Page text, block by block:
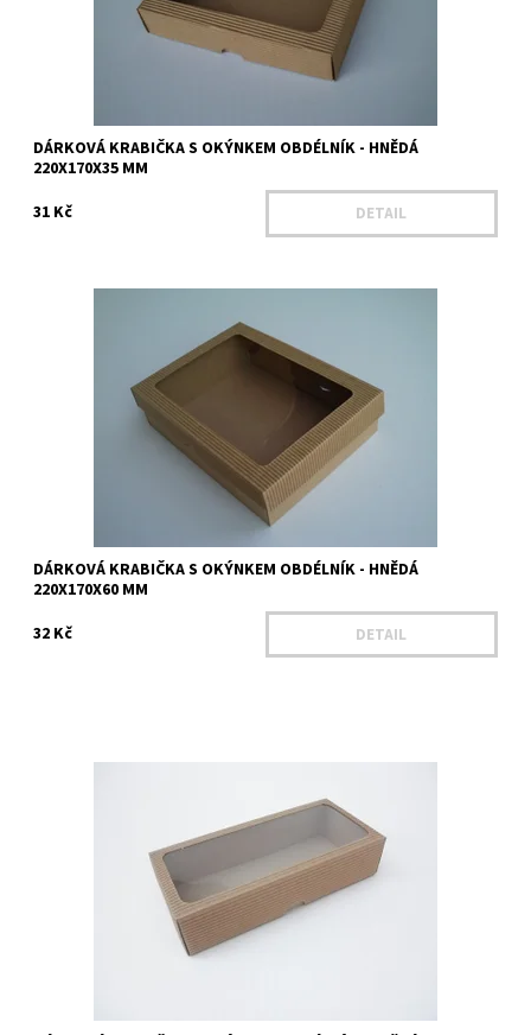
DÁRKOVÁ KRABIČKA S OKÝNKEM OBDÉLNÍK - HNĚDÁ
220X170X35 MM
31 Kč
DETAIL
Délka - 220 mm Šířka - 170 mm Výška - 60 mm Výška víka - 30 mm
Materiál - Mikrovlnná lepenka Barva - hnědá
Na dotaz
25209
DÁRKOVÁ KRABIČKA S OKÝNKEM OBDÉLNÍK - HNĚDÁ
220X170X60 MM
32 Kč
DETAIL
Délka - 220 mm Šířka - 90 mm Výška - 48 mm Výška víka - 48 mm
Materiál - mikrovlnná lepenka Barva - hnědá
Na dotaz
25403